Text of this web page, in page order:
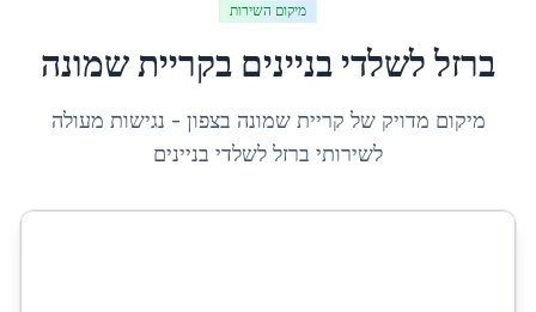
מיקום השירות
ברזל לשלדי בניינים בקריית שמונה
מיקום מדויק של קריית שמונה בצפון - נגישות מעולה
לשירותי ברזל לשלדי בניינים